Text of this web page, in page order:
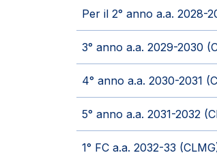
Per il 2° anno a.a. 2028-
3° anno a.a. 2029-2030
4° anno a.a. 2030-2031
5° anno a.a. 2031-2032
1° FC a.a. 2032-33